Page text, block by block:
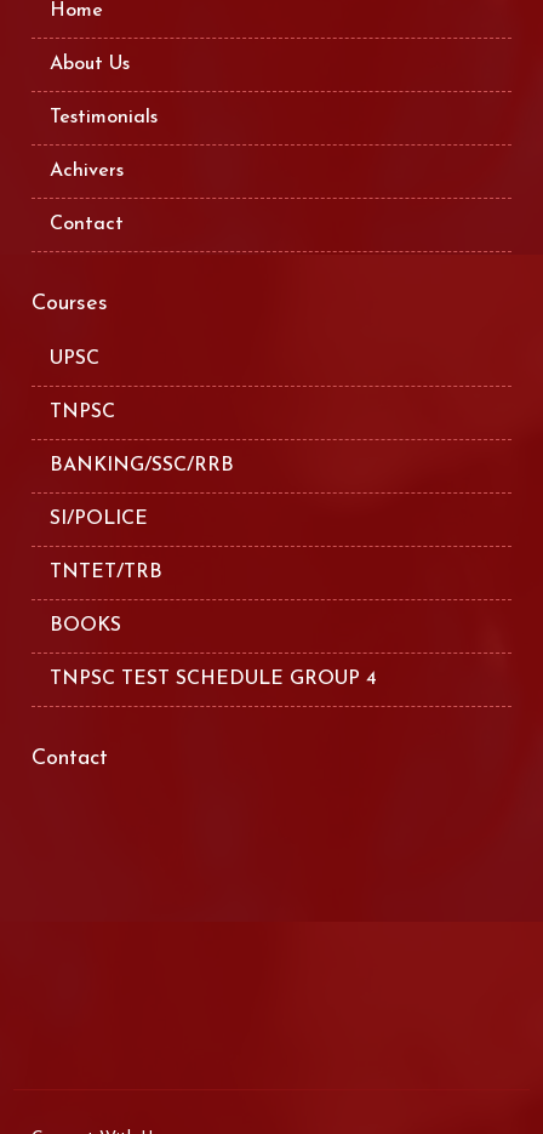
Home
About Us
Testimonials
Achivers
Contact
Courses
UPSC
TNPSC
BANKING/SSC/RRB
SI/POLICE
TNTET/TRB
BOOKS
TNPSC TEST SCHEDULE GROUP 4
Contact